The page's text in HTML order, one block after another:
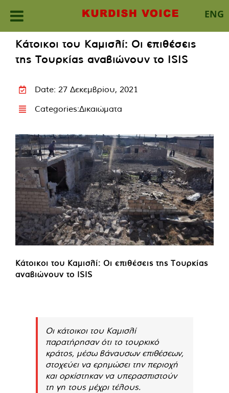
ENG
content
Κάτοικοι του Καμισλί: Οι επιθέσεις
της Τουρκίας αναβιώνουν το ISIS
Date: 27 Δεκεμβρίου, 2021
Categories:Δικαιώματα
Κάτοικοι του Καμισλί: Οι επιθέσεις της Τουρκίας
αναβιώνουν το ISIS
Οι κάτοικοι του Καμισλί
παρατήρησαν ότι το τουρκικό
κράτος, μέσω βάναυσων επιθέσεων,
στοχεύει να ερημώσει την περιοχή
και ορκίστηκαν να υπερασπιστούν
τη γη τους μέχρι τέλους.